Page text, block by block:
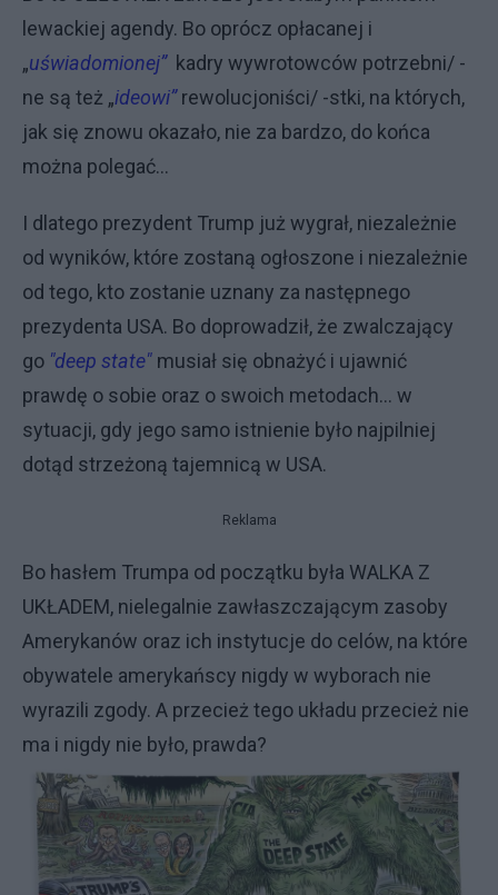
lewackiej agendy. Bo oprócz opłacanej i
„uświadomionej”kadry wywrotowców potrzebni/ -
ne są też „ideowi”rewolucjoniści/ -stki, na których,
jak się znowu okazało, nie za bardzo, do końca
można polegać…
I dlatego prezydent Trump już wygrał, niezależnie
od wyników, które zostaną ogłoszone i niezależnie
od tego, kto zostanie uznany za następnego
prezydenta USA. Bo doprowadził, że zwalczający
go "deep state" musiał się obnażyć i ujawnić
prawdę o sobie oraz o swoich metodach... w
sytuacji, gdy jego samo istnienie było najpilniej
dotąd strzeżoną tajemnicą w USA.
Reklama
Bo hasłem Trumpa od początku była WALKA Z
UKŁADEM, nielegalnie zawłaszczającym zasoby
Amerykanów oraz ich instytucje do celów, na które
obywatele amerykańscy nigdy w wyborach nie
wyrazili zgody. A przecież tego układu przecież nie
ma i nigdy nie było, prawda?